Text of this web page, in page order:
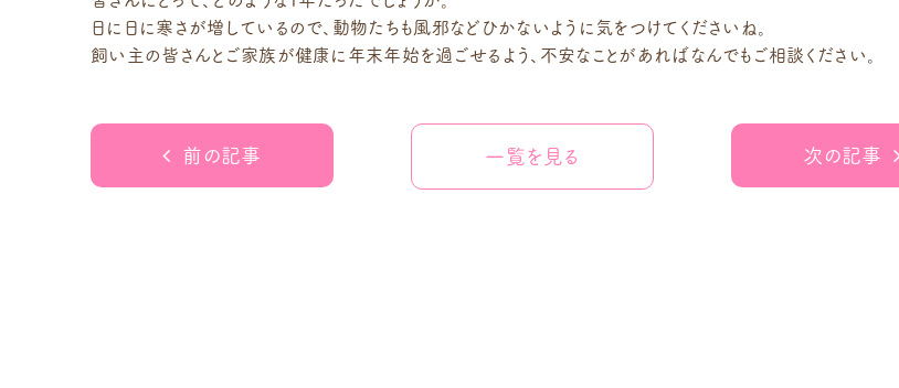
日に日に寒さが増しているので、動物たちも風邪などひかないように気をつけてくださいね。
飼い主の皆さんとご家族が健康に年末年始を過ごせるよう、不安なことがあればなんでもご相談ください。
前の記事 一覧を見る 次の記事